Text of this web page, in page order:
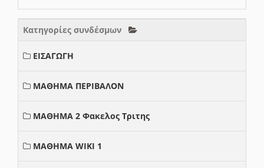
Κατηγορίες συνδέσμων
ΕΙΣΑΓΩΓΗ
ΜΑΘΗΜΑ ΠΕΡΙΒΑΛΟΝ
ΜΑΘΗΜΑ 2 Φακελος Τριτης
ΜΑΘΗΜΑ WIKI 1